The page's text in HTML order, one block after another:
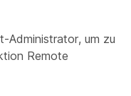
Administrator, um zu
Remote